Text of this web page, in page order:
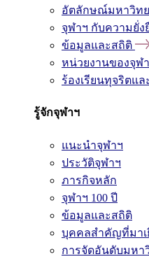
อัตลักษณ์มหาวิท
จุฬาฯ กับความยั่ง
ข้อมูลและสถิติ
หน่วยงานของจุฬ
ร้องเรียนทุจริตแ
รู้จักจุฬาฯ
แนะนำจุฬาฯ
ประวัติจุฬาฯ
ภารกิจหลัก
จุฬาฯ 100 ปี
ข้อมูลและสถิติ
บุคคลสำคัญที่มาเ
การจัดอันดับมหา